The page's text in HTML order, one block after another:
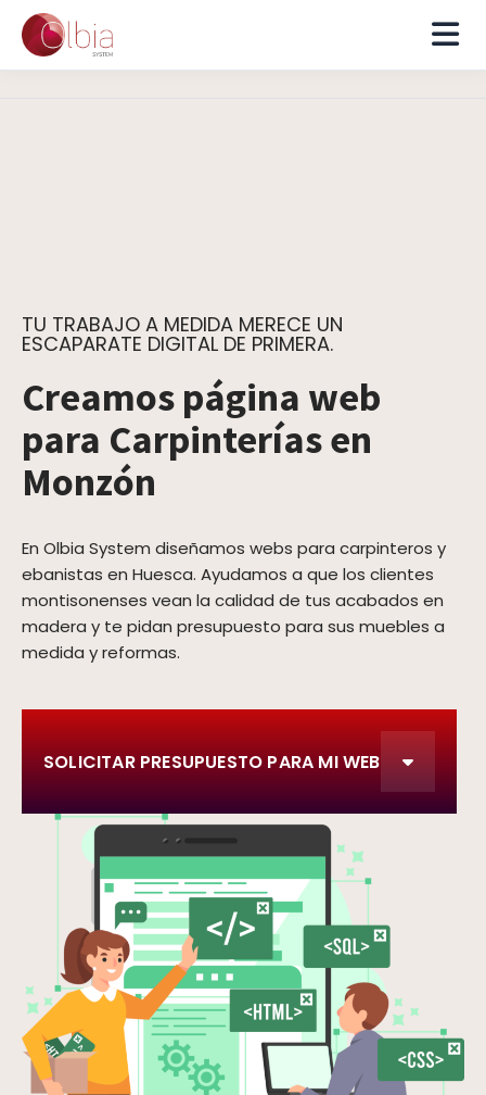
TU TRABAJO A MEDIDA MERECE UN
ESCAPARATE DIGITAL DE PRIMERA.
Creamos página web
para Carpinterías en
Monzón
En Olbia System diseñamos webs para carpinteros y
ebanistas en Huesca. Ayudamos a que los clientes
montisonenses vean la calidad de tus acabados en
madera y te pidan presupuesto para sus muebles a
medida y reformas.
SOLICITAR PRESUPUESTO PARA MI WEB